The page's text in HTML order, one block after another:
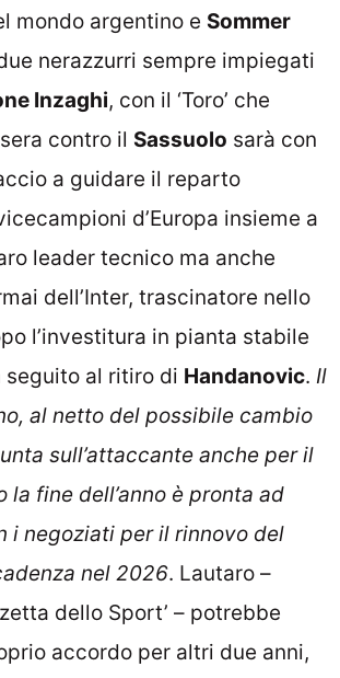
mondo argentino e Sommer
nerazzurri sempre impiegati
Inzaghi, con il ‘Toro’ che
contro il Sassuolo sarà con
a guidare il reparto
d’Europa insieme a
leader tecnico ma anche
dell’Inter, trascinatore nello
l’investitura in pianta stabile
seguito al ritiro di Handanovic. Il
al netto del possibile cambio
sull’attaccante anche per il
la fine dell’anno è pronta ad
i negoziati per il rinnovo del
nel 2026. Lautaro –
dello Sport’ – potrebbe
accordo per altri due anni,